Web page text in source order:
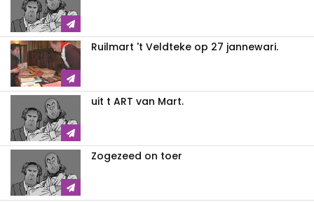
Ruilmart 't Veldteke op 27 jannewari.
uit t ART van Mart.
Zogezeed on toer